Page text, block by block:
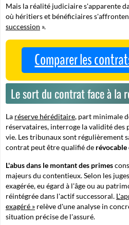
Mais la réalité judiciaire s'apparente
où héritiers et bénéficiaires
succession ».
Comparer les
Le sort du contrat face à la
La réserve héréditaire, part minimale
réservataires, interroge la validité des
vie. Les tribunaux sont régulièrement
contrat peut être qualifié de révocable
L'abus dans le montant des primes
majeurs du contentieux. Selon les
exagérée, eu égard à l'âge ou au
réintégrée dans l'actif successoral.
exagéré » relève d'une analyse in
situation précise de l'assuré.